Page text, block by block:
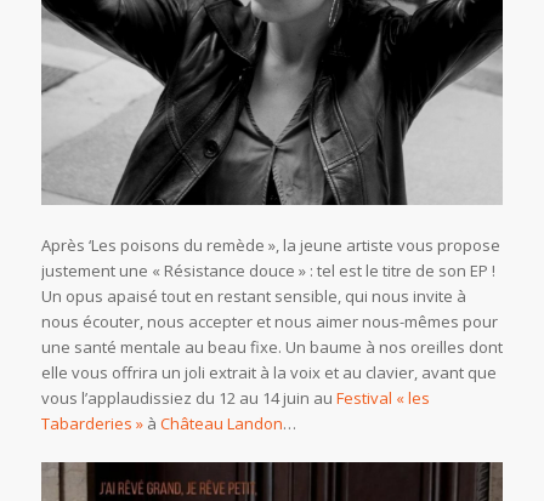
Après ‘Les poisons du remède », la jeune artiste vous propose
justement une « Résistance douce » : tel est le titre de son EP !
Un opus apaisé tout en restant sensible, qui nous invite à
nous écouter, nous accepter et nous aimer nous-mêmes pour
une santé mentale au beau fixe. Un baume à nos oreilles dont
elle vous offrira un joli extrait à la voix et au clavier, avant que
vous l’applaudissiez du 12 au 14 juin au Festival « les
Tabarderies »à Château Landon…